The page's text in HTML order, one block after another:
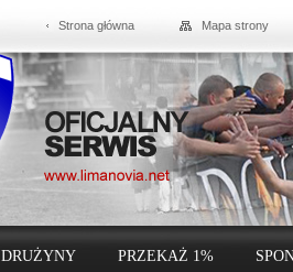
Strona główna Mapa strony
DRUŻYNY PRZEKAŻ 1%